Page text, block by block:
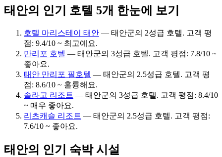
태안의 인기 호텔 5개 한눈에 보기
호텔 마리스테이 태안 — 태안군의 2성급 호텔. 고객 평
점: 9.4/10 ~ 최고예요.
만리포 호텔 — 태안군의 3성급 호텔. 고객 평점: 7.8/10 ~
좋아요.
태안 만리포 필호텔 — 태안군의 2.5성급 호텔. 고객 평
점: 8.6/10 ~ 훌륭해요.
솔라고 리조트 — 태안군의 3성급 호텔. 고객 평점: 8.4/10
~ 매우 좋아요.
리츠캐슬 리조트 — 태안군의 2.5성급 호텔. 고객 평점:
7.6/10 ~ 좋아요.
태안의 인기 숙박 시설